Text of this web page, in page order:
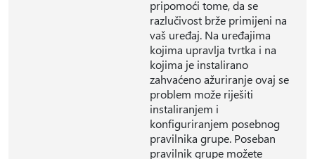
pripomoći tome, da se
razlučivost brže primijeni na
vaš uređaj. Na uređajima
kojima upravlja tvrtka i na
kojima je instalirano
zahvaćeno ažuriranje ovaj se
problem može riješiti
instaliranjem i
konfiguriranjem posebnog
pravilnika grupe. Poseban
pravilnik grupe možete